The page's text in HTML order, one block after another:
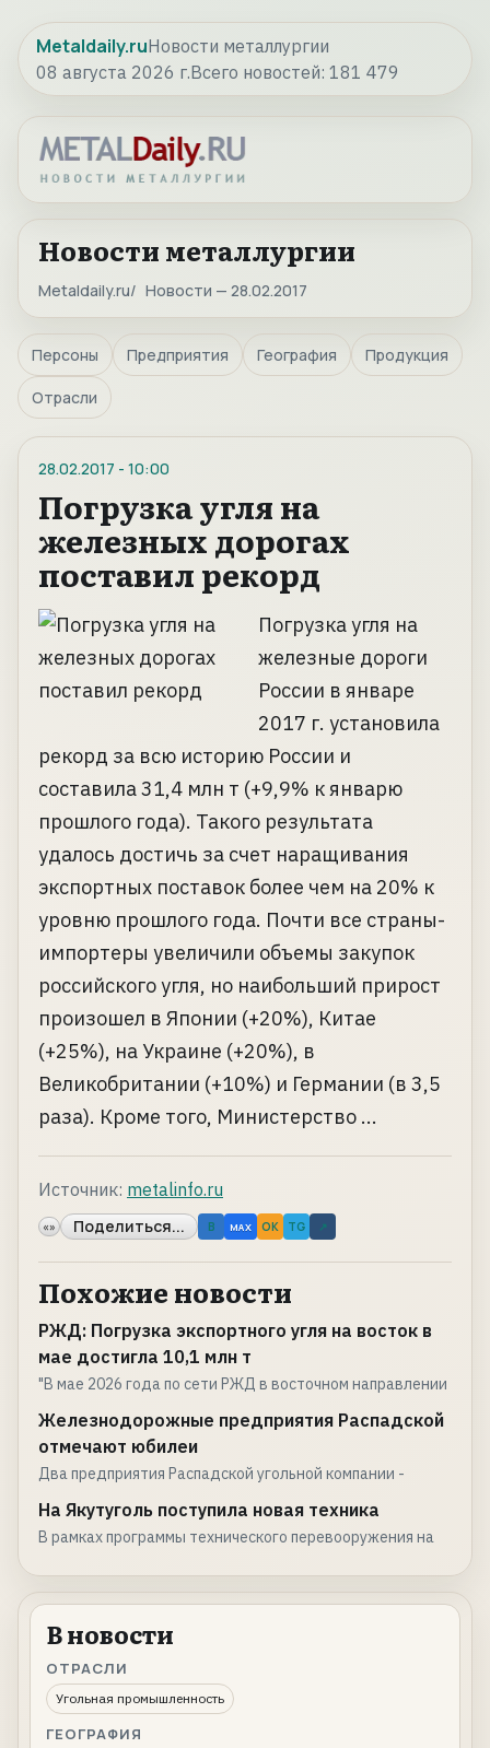
Metaldaily.ruНовости металлургии
08 августа 2026 г.Всего новостей: 181 479
Новости металлургии
Metaldaily.ru Новости — 28.02.2017
Персоны Предприятия География Продукция
Отрасли
28.02.2017 - 10:00
Погрузка угля на
железных дорогах
поставил рекорд
Погрузка угля на
железные дороги
России в январе
2017 г. установила
рекорд за всю историю России и
составила 31,4 млн т (+9,9% к январю
прошлого года). Такого результата
удалось достичь за счет наращивания
экспортных поставок более чем на 20% к
уровню прошлого года. Почти все страны-
импортеры увеличили объемы закупок
российского угля, но наибольший прирост
произошел в Японии (+20%), Китае
(+25%), на Украине (+20%), в
Великобритании (+10%) и Германии (в 3,5
раза). Кроме того, Министерство ...
Источник: metalinfo.ru
«» Поделиться... B MAX OK TG ↗
Похожие новости
РЖД: Погрузка экспортного угля на восток в
мае достигла 10,1 млн т
"В мае 2026 года по сети РЖД в восточном направлении
Железнодорожные предприятия Распадской
отмечают юбилеи
Два предприятия Распадской угольной компании -
На Якутуголь поступила новая техника
В рамках программы технического перевооружения на
В новости
ОТРАСЛИ
Угольная промышленность
ГЕОГРАФИЯ